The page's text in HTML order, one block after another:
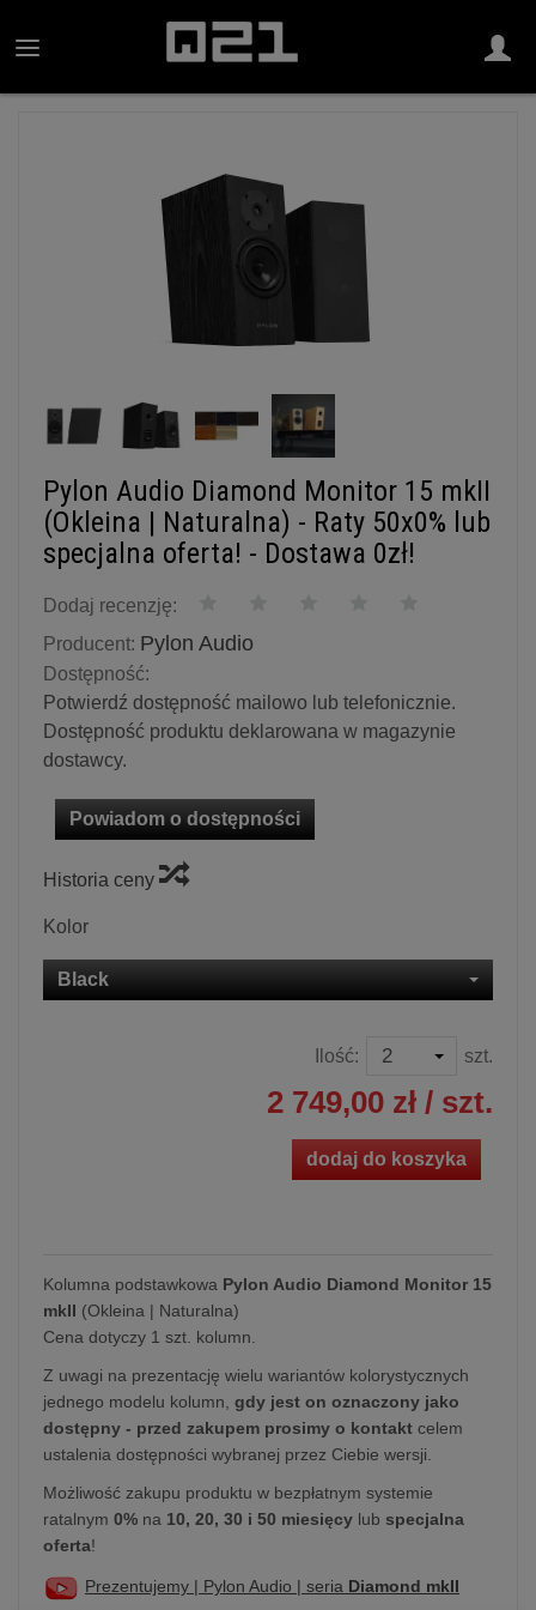
Pylon Audio Diamond Monitor 15 mkII
(Okleina | Naturalna) - Raty 50x0% lub
specjalna oferta! - Dostawa 0zł!
Dodaj recenzję:
Producent: Pylon Audio
Dostępność:
Potwierdź dostępność mailowo lub telefonicznie.
Dostępność produktu deklarowana w magazynie
dostawcy.
Powiadom o dostępności
Historia ceny
Kolor
Black
Ilość: szt.
2 749,00 zł / szt.
dodaj do koszyka
Kolumna podstawkowa Pylon Audio Diamond Monitor 15
mkII (Okleina | Naturalna)
Cena dotyczy 1 szt. kolumn.
Z uwagi na prezentację wielu wariantów kolorystycznych
jednego modelu kolumn, gdy jest on oznaczony jako
dostępny - przed zakupem prosimy o kontakt celem
ustalenia dostępności wybranej przez Ciebie wersji.
Możliwość zakupu produktu w bezpłatnym systemie
ratalnym 0% na 10, 20, 30 i 50 miesięcy lub specjalna
oferta!
Prezentujemy | Pylon Audio | seria Diamond mkII